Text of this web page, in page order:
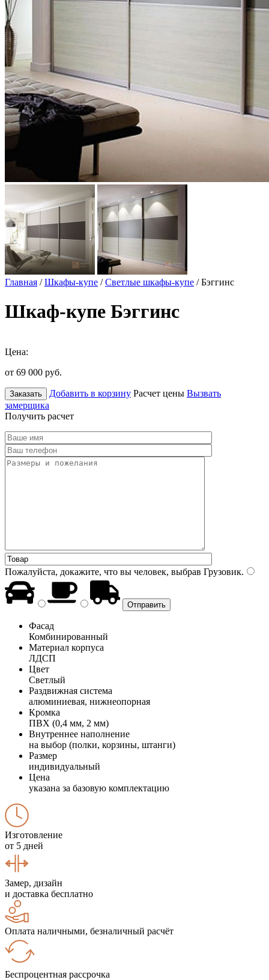
Главная /Шкафы-купе /Светлые шкафы-купе / Бэггинс
Шкаф-купе Бэггинс
Цена:
от 69 000 руб.
Заказать Добавить в корзину Расчет цены Вызвать
замерщика
Получить расчет
Пожалуйста, докажите, что вы человек, выбрав Грузовик.
Фасад
Комбинированный
Материал корпуса
ЛДСП
Цвет
Светлый
Раздвижная система
алюминиевая, нижнеопорная
Кромка
ПВХ (0,4 мм, 2 мм)
Внутреннее наполнение
на выбор (полки, корзины, штанги)
Размер
индивидуальный
Цена
указана за базовую комплектацию
Изготовление
от 5 дней
Замер, дизайн
и доставка бесплатно
Оплата наличными, безналичный расчёт
Беспроцентная рассрочка